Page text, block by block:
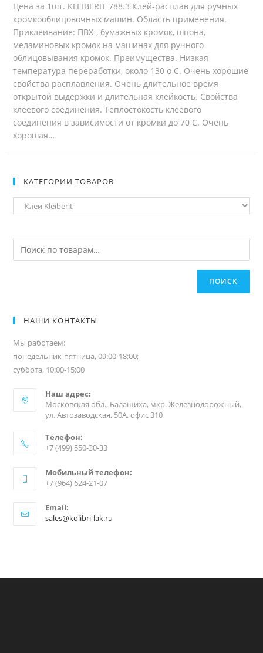
Цена за 1шт. KLEIBERIT 788.3 Клей-расплав для ручных
кромкооблицовочных машин. Область применения.
Приклеивание: ПВХ-, бумажных кромок, шпона,
меламиновых кромок на машинах для ручного
облицовывания кромок. Преимущества. Низкая
температура переработки, около 130 о С. Очень хорошие
свойства расплавления. Очень длительное время
открытой выдержки и длительная клейкость. Свойства
клеевого соединения. Теплостокость клеевого
соединения в зависимости от кромки до 70 С. Очень
хорошая…
КАТЕГОРИИ ТОВАРОВ
ПОИСК
НАШИ КОНТАКТЫ
Мы работаем:
понедельник-пятница, 09:00-18:00;
суббота, 10:00-15:00
Наш адрес:
Московская обл., Балашиха, мкр. Железнодорожный,
ул. Автозаводская, 50А, офис 310
Телефон:
+7 (499) 550-30-33
Мобильный телефон:
+7 (964) 624-21-07
Email:
sales@kolibri-lak.ru